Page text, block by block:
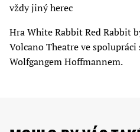
vždy jiný herec
Hra White Rabbit Red Rabbit
Volcano Theatre ve spolupráci
Wolfgangem Hoffmannem.